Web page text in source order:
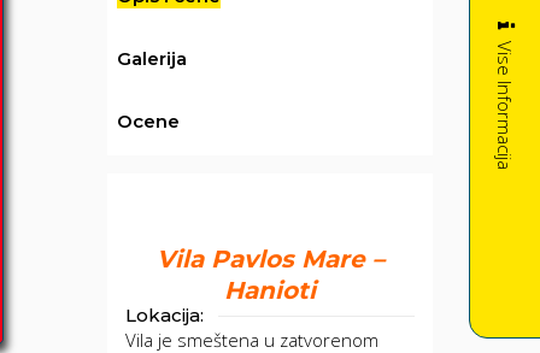
Vise Informacija
Galerija
Ocene
Vila Pavlos Mare –
Hanioti
Lokacija:
Vila je smeštena u zatvorenom